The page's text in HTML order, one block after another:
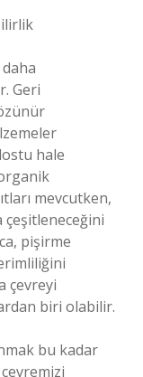
Geri
hale
mevcutken,
çeşitleneceğini
pişirme
çevreyi
biri olabilir.
bu kadar